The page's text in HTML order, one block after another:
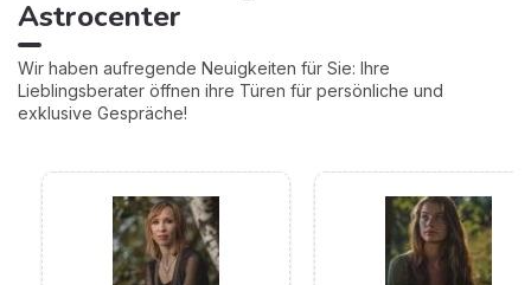
Astrocenter
Wir haben aufregende Neuigkeiten für Sie: Ihre
Lieblingsberater öffnen ihre Türen für persönliche und
exklusive Gespräche!